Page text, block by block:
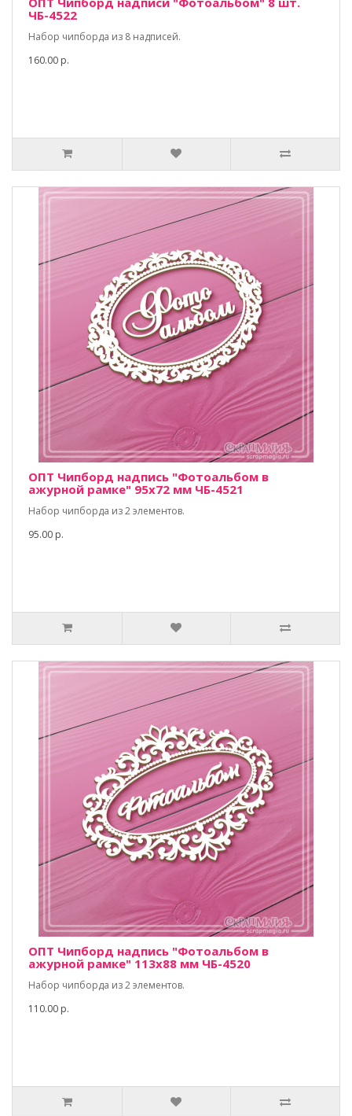
ЧБ-4522
Набор чипборда из 8 надписей.
160.00 р.
ОПТ Чипборд надпись "Фотоальбом в
ажурной рамке" 95х72 мм ЧБ-4521
Набор чипборда из 2 элементов.
95.00 р.
ОПТ Чипборд надпись "Фотоальбом в
ажурной рамке" 113х88 мм ЧБ-4520
Набор чипборда из 2 элементов.
110.00 р.